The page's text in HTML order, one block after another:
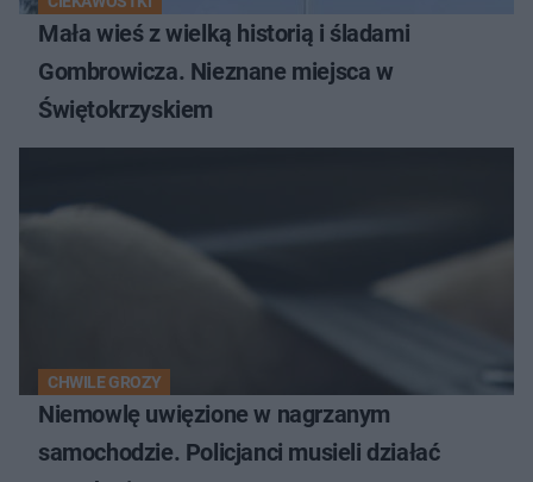
Mała wieś z wielką historią i śladami
Gombrowicza. Nieznane miejsca w
Świętokrzyskiem
CHWILE GROZY
Niemowlę uwięzione w nagrzanym
samochodzie. Policjanci musieli działać